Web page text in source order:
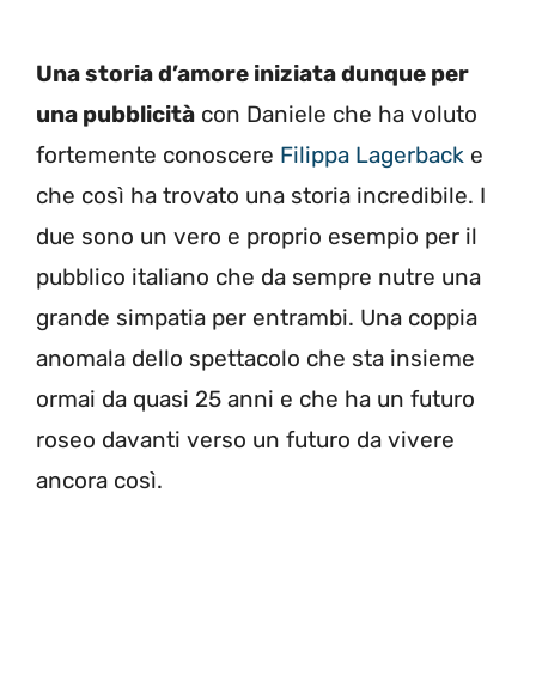
Una storia d’amore iniziata dunque per
una pubblicità con Daniele che ha voluto
fortemente conoscere Filippa Lagerback e
che così ha trovato una storia incredibile. I
due sono un vero e proprio esempio per il
pubblico italiano che da sempre nutre una
grande simpatia per entrambi. Una coppia
anomala dello spettacolo che sta insieme
ormai da quasi 25 anni e che ha un futuro
roseo davanti verso un futuro da vivere
ancora così.